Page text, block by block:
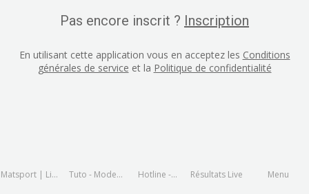
Pas encore inscrit ? Inscription
En utilisant cette application vous en acceptez les Conditions
générales de service et la Politique de confidentialité
Matsport | Live
Tuto - Mode
Hotline -
Résultats Live Menu